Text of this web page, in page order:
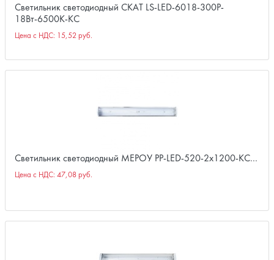
Светильник светодиодный СКАТ LS-LED-6018-300P-
18Вт-6500К-КС
Цена с НДС: 15,52 руб.
Светильник светодиодный МЕРОУ PP-LED-520-2х1200-КС…
Цена с НДС: 47,08 руб.